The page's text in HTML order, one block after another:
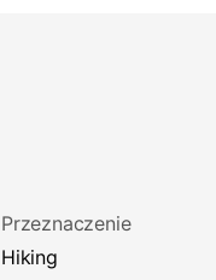
Przeznaczenie
Hiking